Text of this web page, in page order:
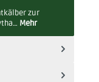
zur
Mehr